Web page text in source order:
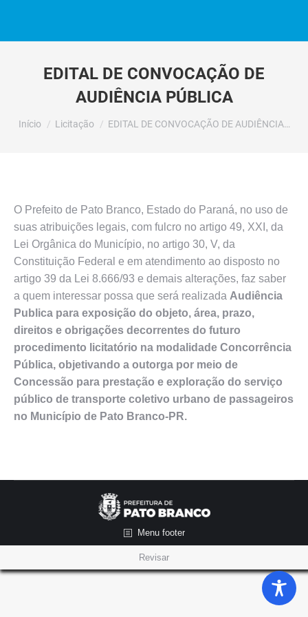
EDITAL DE CONVOCAÇÃO DE
AUDIÊNCIA PÚBLICA
Você está aqui:
Início Licitação EDITAL DE CONVOCAÇÃO DE AUDIÊNCIA…
O Prefeito de Pato Branco, Estado do Paraná, no uso de
suas atribuições legais, com fulcro no artigo 49, XXI, da
Lei Orgânica do Município, no artigo 30, V, da
Constituição Federal e em atendimento ao disposto no
artigo 39 da Lei 8.666/93 e demais alterações, faz saber
a quem interessar possa que será realizada Audiência
Publica para exposição do objeto, área, prazo,
direitos e obrigações decorrentes do futuro
procedimento licitatório na modalidade Concorrência
Pública, objetivando a outorga por meio de
Concessão para prestação e exploração do serviço
público de transporte coletivo urbano de passageiros
no Município de Pato Branco-PR.
Menu footer
Revisar